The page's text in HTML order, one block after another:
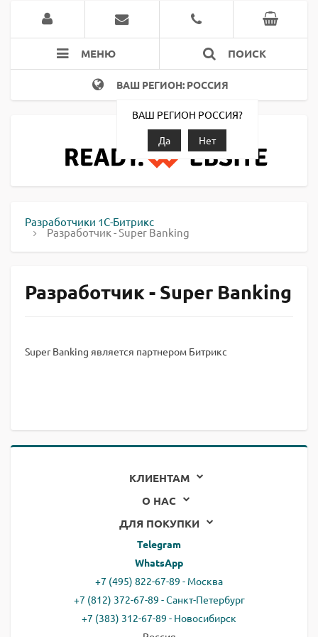
МЕНЮ ПОИСК
ВАШ РЕГИОН: РОССИЯ
ВАШ РЕГИОН РОССИЯ?
Да
Нет
Разработчики 1С-Битрикс
Разработчик - Super Banking
Разработчик - Super Banking
Super Banking является партнером Битрикс
КЛИЕНТАМ
О НАС
ДЛЯ ПОКУПКИ
Telegram
WhatsApp
+7 (495) 822-67-89 - Москва
+7 (812) 372-67-89 - Санкт-Петербург
+7 (383) 312-67-89 - Новосибирск